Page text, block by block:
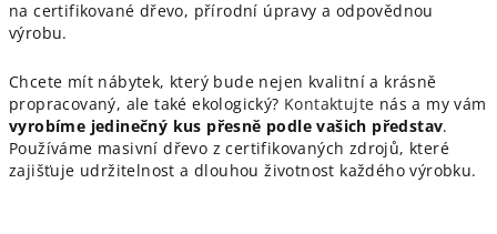
na certifikované dřevo, přírodní úpravy a odpovědnou
výrobu.
Chcete mít nábytek, který bude nejen kvalitní a krásně
propracovaný, ale také ekologický? Kontaktujte nás a my vám
vyrobíme jedinečný kus přesně podle vašich představ.
Používáme masivní dřevo z certifikovaných zdrojů, které
zajišťuje udržitelnost a dlouhou životnost každého výrobku.